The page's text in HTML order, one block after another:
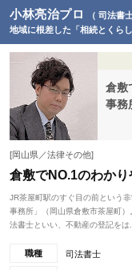
小林亮治プロ
（ 司法書士
地域に根差した「相続とくら
倉敷
事務
[岡山県／法律その他]
倉敷でNO.1のわか
JR茶屋町駅のすぐ目の前という
事務所」（岡山県倉敷市茶屋町
法書士といい、不動産の登記をは...
職種 司法書士